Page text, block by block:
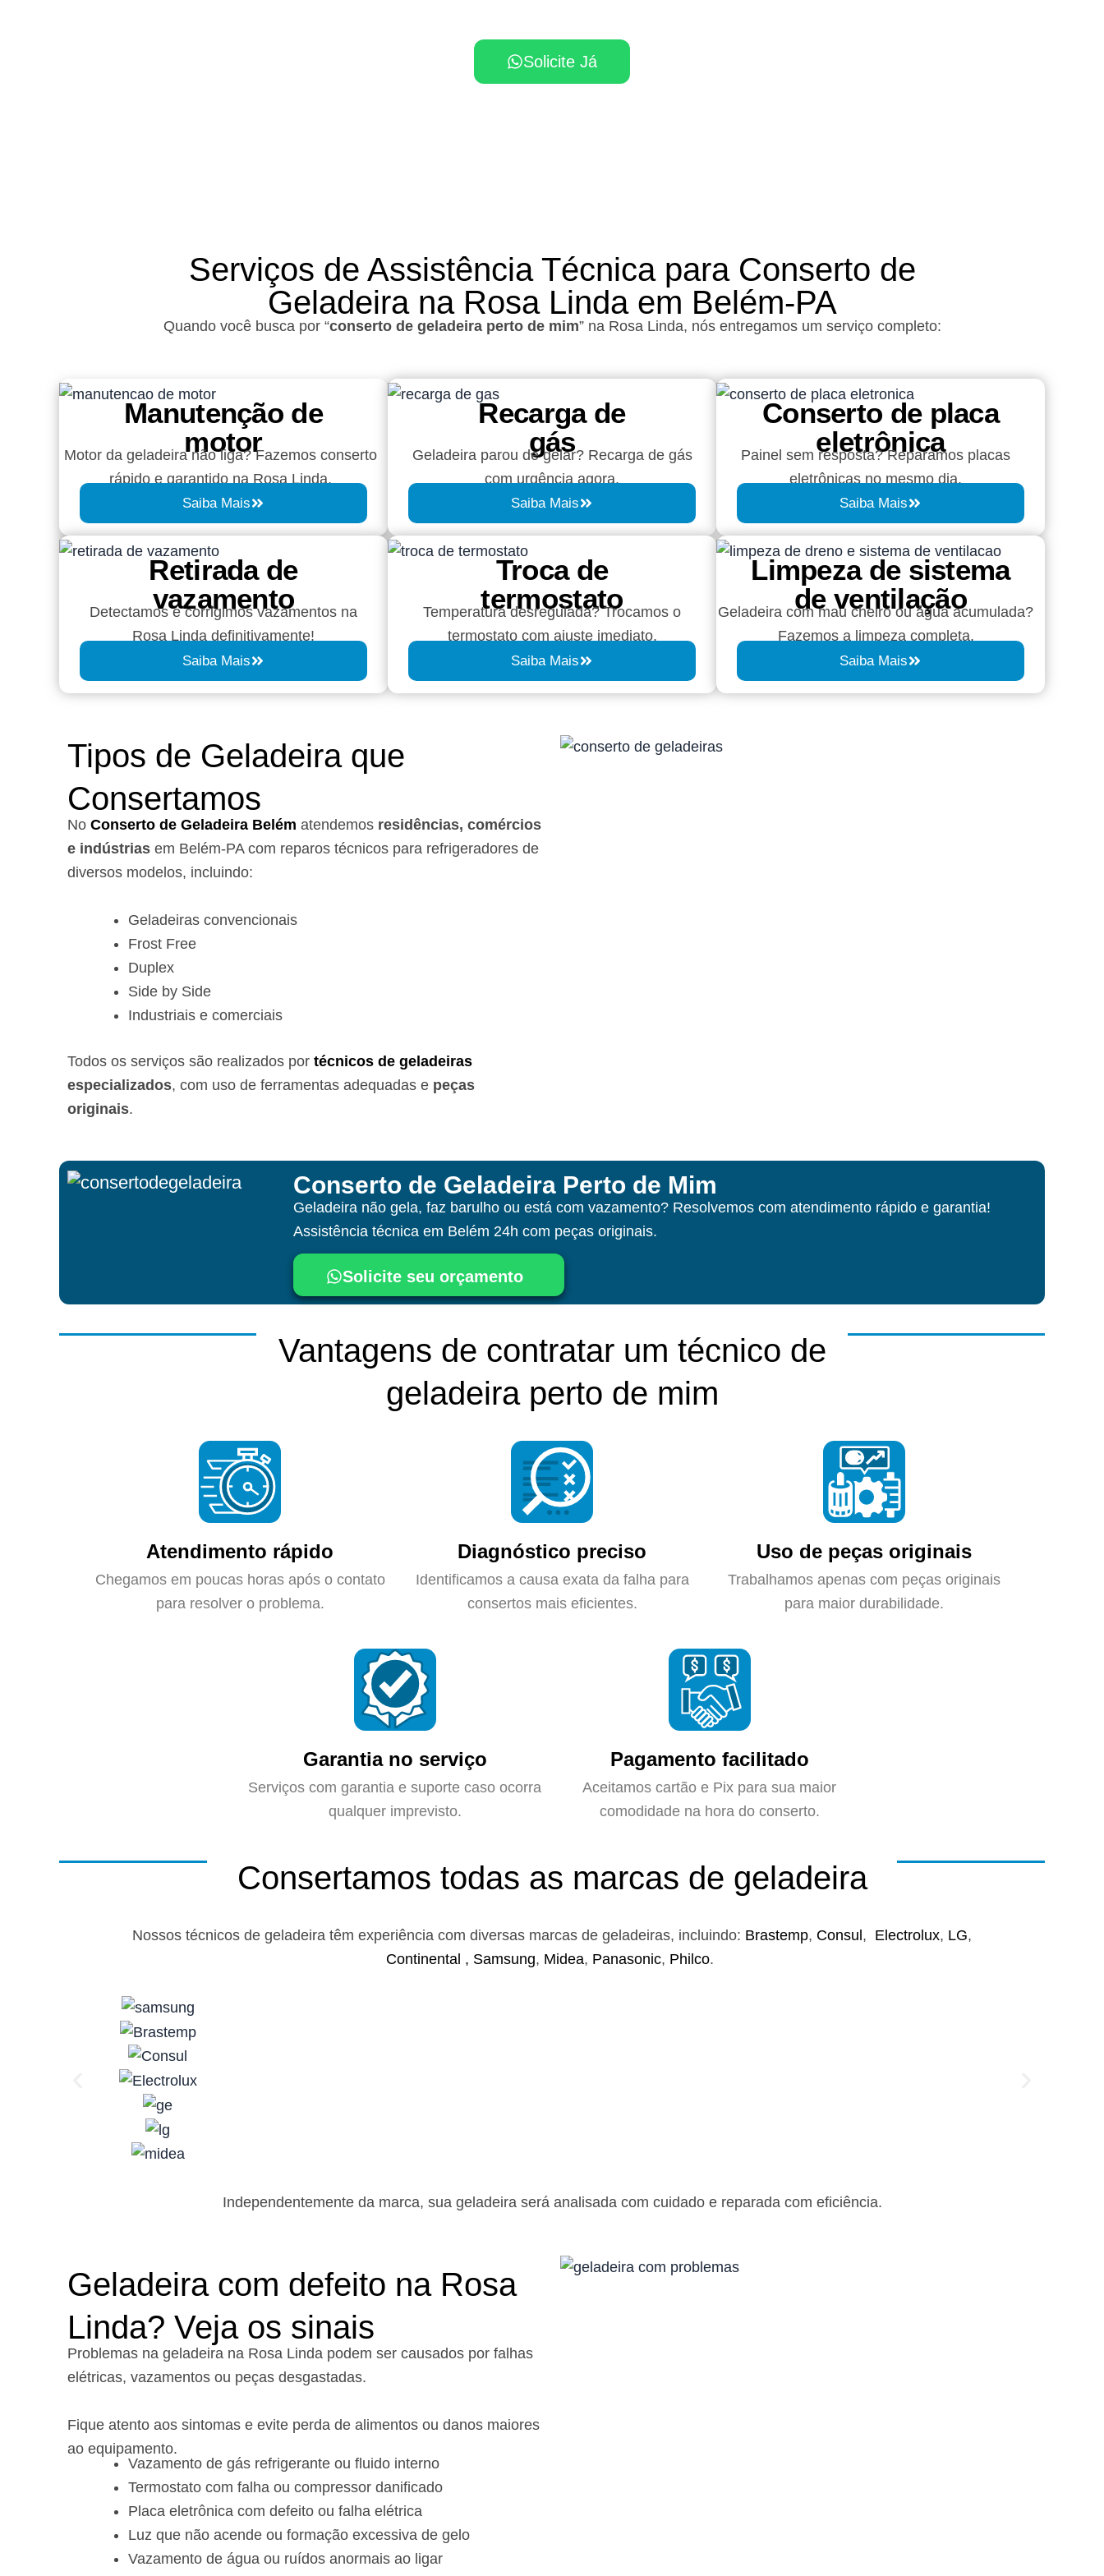
Solicite Já
Serviços de Assistência Técnica para Conserto de
Geladeira na Rosa Linda em Belém-PA
Quando você busca por “conserto de geladeira perto de mim” na Rosa Linda, nós entregamos um serviço completo:
Manutenção de
motor
Motor da geladeira não liga? Fazemos conserto
rápido e garantido na Rosa Linda.
Saiba Mais
Recarga de
gás
Geladeira parou de gelar? Recarga de gás
com urgência agora.
Saiba Mais
Conserto de placa
eletrônica
Painel sem resposta? Reparamos placas
eletrônicas no mesmo dia.
Saiba Mais
Retirada de
vazamento​​
Detectamos e corrigimos vazamentos na
Rosa Linda definitivamente!
Saiba Mais
Troca de
termostato
Temperatura desregulada? Trocamos o
termostato com ajuste imediato.
Saiba Mais
Limpeza de sistema
de ventilação
Geladeira com mau cheiro ou água acumulada?
Fazemos a limpeza completa.
Saiba Mais
Tipos de Geladeira que
Consertamos
No Conserto de Geladeira Belém atendemos residências, comércios
e indústrias em Belém-PA com reparos técnicos para refrigeradores de
diversos modelos, incluindo:
Geladeiras convencionais
Frost Free
Duplex
Side by Side
Industriais e comerciais
Todos os serviços são realizados por técnicos de geladeiras
especializados, com uso de ferramentas adequadas e peças
originais.
Conserto de Geladeira Perto de Mim
Geladeira não gela, faz barulho ou está com vazamento? Resolvemos com atendimento rápido e garantia!
Assistência técnica em Belém 24h com peças originais.
Solicite seu orçamento
Vantagens de contratar um técnico de
geladeira perto de mim
Atendimento rápido
Chegamos em poucas horas após o contato
para resolver o problema.
Diagnóstico preciso
Identificamos a causa exata da falha para
consertos mais eficientes.
Uso de peças originais
Trabalhamos apenas com peças originais
para maior durabilidade.
Garantia no serviço
Serviços com garantia e suporte caso ocorra
qualquer imprevisto.
Pagamento facilitado
Aceitamos cartão e Pix para sua maior
comodidade na hora do conserto.
Consertamos todas as marcas de geladeira
Nossos técnicos de geladeira têm experiência com diversas marcas de geladeiras, incluindo: Brastemp, Consul , Electrolux, LG,
Continental , Samsung, Midea, Panasonic, Philco.
Independentemente da marca, sua geladeira será analisada com cuidado e reparada com eficiência.
Geladeira com defeito na Rosa
Linda? Veja os sinais
Problemas na geladeira na Rosa Linda podem ser causados por falhas
elétricas, vazamentos ou peças desgastadas.
Fique atento aos sintomas e evite perda de alimentos ou danos maiores
ao equipamento.
Vazamento de gás refrigerante ou fluido interno
Termostato com falha ou compressor danificado
Placa eletrônica com defeito ou falha elétrica
Luz que não acende ou formação excessiva de gelo
Vazamento de água ou ruídos anormais ao ligar